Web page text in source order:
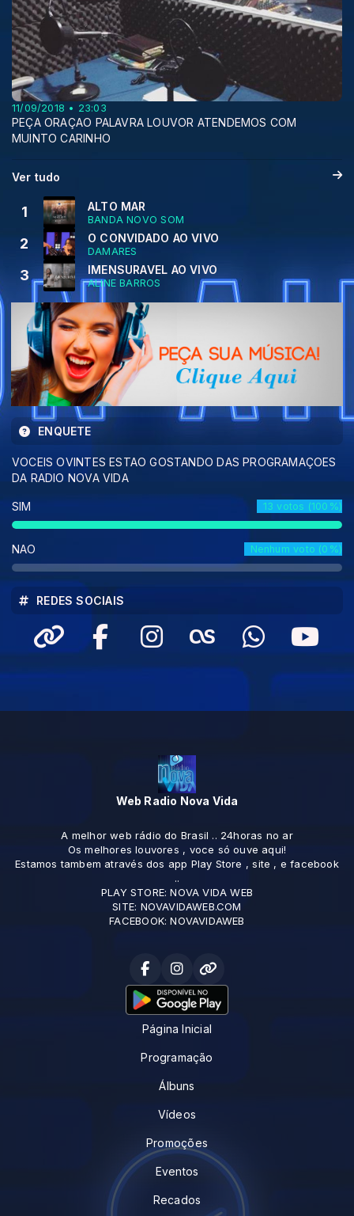
11/09/2018 • 23:03
PEÇA ORAÇAO PALAVRA LOUVOR ATENDEMOS COM
MUINTO CARINHO
Ver tudo
1 ALTO MAR
BANDA NOVO SOM
2 O CONVIDADO AO VIVO
DAMARES
3 IMENSURAVEL AO VIVO
ALINE BARROS
ENQUETE
VOCEIS OVINTES ESTAO GOSTANDO DAS PROGRAMAÇOES
DA RADIO NOVA VIDA
SIM 13 votos (100%)
NAO Nenhum voto (0%)
REDES SOCIAIS
Web Radio Nova Vida
A melhor web rádio do Brasil .. 24horas no ar
Os melhores louvores , voce só ouve aqui!
Estamos tambem através dos app Play Store , site , e facebook
..
PLAY STORE: NOVA VIDA WEB
SITE: NOVAVIDAWEB.COM
FACEBOOK: NOVAVIDAWEB
Página Inicial
Programação
Álbuns
Vídeos
Promoções
Eventos
Recados